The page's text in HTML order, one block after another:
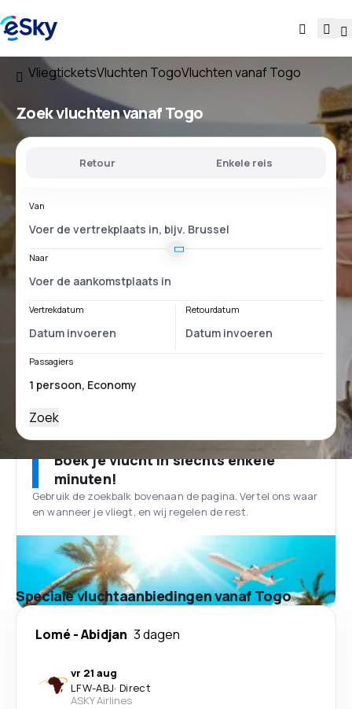
VliegticketsVluchten TogoVluchten vanaf Togo
Zoek vluchtenvanaf Togo
Retour Enkele reis
Van
Naar
Vertrekdatum Retourdatum
Passagiers
Zoek
Boek je vlucht in slechts enkele
minuten!
Gebruik de zoekbalk bovenaan de pagina. Vertel ons waar
en wanneer je vliegt, en wij regelen de rest.
Speciale vluchtaanbiedingen vanaf Togo
Lomé -Abidjan 3 dagen
vr 21 aug
LFW-ABJ· Direct
ASKY Airlines